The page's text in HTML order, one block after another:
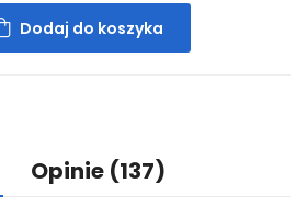
Dodaj do koszyka
Opinie (137)